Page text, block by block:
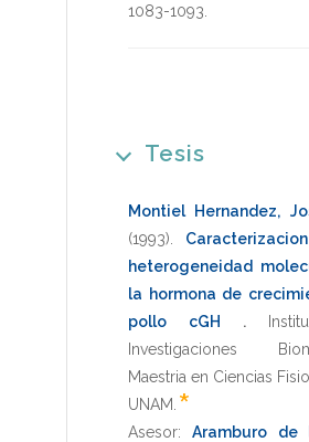
1083-1093
Tesis
Montiel Hernandez,
(1993)
heterogeneidad
la hormona de
pollo cGH .
Investigaciones
Maestria en Ciencias
UNAM *
Asesor:Aramburo de